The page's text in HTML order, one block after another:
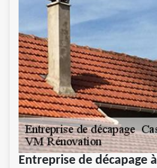
Entreprise de décapage à